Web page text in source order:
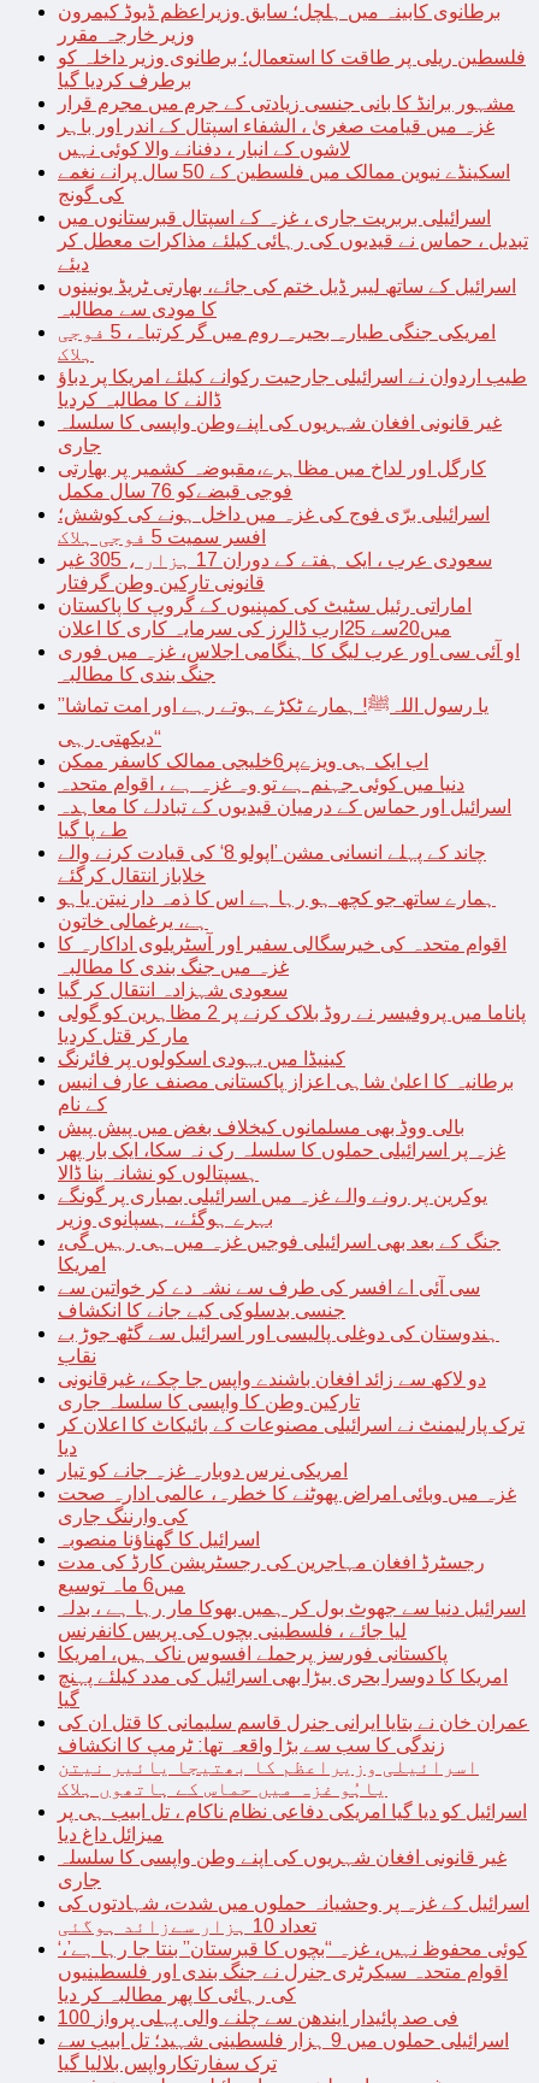
برطانوی کابینہ میں ہلچل؛ سابق وزیراعظم ڈیوڈ کیمرون
وزیر خارجہ مقرر
فلسطین ریلی پر طاقت کا استعمال؛ برطانوی وزیر داخلہ کو
برطرف کردیا گیا
مشہور برانڈ کا بانی جنسی زیادتی کے جرم میں مجرم قرار
غزہ میں قیامت صغریٰ ، الشفاء اسپتال کے اندر اور باہر
لاشوں کے انبار ، دفنانے والا کوئی نہیں
اسکینڈے نیوین ممالک میں فلسطین کے 50 سال پرانے نغمے
کی گونج
اسرائیلی بربریت جاری ، غزہ کے اسپتال قبرستانوں میں
تبدیل ، حماس نے قیدیوں کی رہائی کیلئے مذاکرات معطل کر
دیئے
اسرائیل کے ساتھ لیبر ڈیل ختم کی جائے، بھارتی ٹریڈ یونینوں
کا مودی سے مطالبہ
امریکی جنگی طیارہ بحیرہ روم میں گر کرتباہ، 5 فوجی
ہلاک
طیب اردوان نے اسرائیلی جارحیت رکوانے کیلئے امریکا پر دباؤ
ڈالنے کا مطالبہ کردیا
غیر قانونی افغان شہریوں کی اپنےوطن واپسی کا سلسلہ
جاری
کارگل اور لداخ میں مظاہرے،مقبوضہ کشمیر پر بھارتی
فوجی قبضےکو 76 سال مکمل
اسرائیلی برّی فوج کی غزہ میں داخل ہونے کی کوشش؛
افسر سمیت 5 فوجی ہلاک
سعودی عرب ، ایک ہفتے کے دوران 17 ہزار ، 305 غیر
قانونی تارکین وطن گرفتار
اماراتی رئیل سٹیٹ کی کمپنیوں کے گروپ کا پاکستان
میں20سے 25ارب ڈالرز کی سرمایہ کاری کا اعلان
او آئی سی اور عرب لیگ کا ہنگامی اجلاس، غزہ میں فوری
جنگ بندی کا مطالبہ
’’یا رسول اللہﷺ! ہمارے ٹکڑے ہوتے رہے اور امت تماشا
دیکھتی رہی‘‘
اب ایک ہی ویزےپر6خلیجی ممالک کاسفر ممکن
دنیا میں کوئی جہنم ہے تو وہ غزہ ہے ، اقوام متحدہ
اسرائیل اور حماس کے درمیان قیدیوں کے تبادلے کا معاہدہ
طے پا گیا
چاند کے پہلے انسانی مشن ’اپولو 8‘ کی قیادت کرنے والے
خلاباز انتقال کرگئے
ہمارے ساتھ جو کچھ ہو رہا ہے اس کا ذمہ دار نیتن یاہو
ہے، یرغمالی خاتون
اقوام متحدہ کی خیرسگالی سفیر اور آسٹریلوی اداکارہ کا
غزہ میں جنگ بندی کا مطالبہ
سعودی شہزادہ انتقال کر گیا
پاناما میں پروفیسر نے روڈ بلاک کرنے پر 2 مظاہرین کو گولی
مار کر قتل کردیا
کینیڈا میں یہودی اسکولوں پر فائرنگ
برطانیہ کا اعلیٰ شاہی اعزاز پاکستانی مصنف عارف انیس
کے نام
بالی ووڈ بھی مسلمانوں کیخلاف بغض میں پیش پیش
غزہ پر اسرائیلی حملوں کا سلسلہ رک نہ سکا، ایک بار پھر
ہسپتالوں کو نشانہ بنا ڈالا
یوکرین پر رونے والے غزہ میں اسرائیلی بمباری پر گونگے
بہرے ہوگئے، ہسپانوی وزیر
جنگ کے بعد بھی اسرائیلی فوجیں غزہ میں ہی رہیں گی،
امریکا
سی آئی اے افسر کی طرف سے نشہ دے کر خواتین سے
جنسی بدسلوکی کیے جانے کا انکشاف
ہندوستان کی دوغلی پالیسی اور اسرائیل سے گٹھ جوڑ بے
نقاب
دو لاکھ سے زائد افغان باشندے واپس جا چکے، غیرقانونی
تارکین وطن کا واپسی کا سلسلہ جاری
ترک پارلیمنٹ نے اسرائیلی مصنوعات کے بائیکاٹ کا اعلان کر
دیا
امریکی نرس دوبارہ غزہ جانے کو تیار
غزہ میں وبائی امراض پھوٹنے کا خطرہ، عالمی ادارہ صحت
کی وارننگ جاری
اسرائیل کا گھناؤنا منصوبہ
رجسٹرڈ افغان مہاجرین کی رجسٹریشن کارڈ کی مدت
میں6 ماہ توسیع
اسرائیل دنیا سے جھوٹ بول کر ہمیں بھوکا مار رہا ہے ، بدلہ
لیا جائے ، فلسطینی بچوں کی پریس کانفرنس
پاکستانی فورسز پرحملے افسوس ناک ہیں، امریکا
امریکا کا دوسرا بحری بیڑا بھی اسرائیل کی مدد کیلئے پہنچ
گیا
عمران خان نے بتایا ایرانی جنرل قاسم سلیمانی کا قتل ان کی
زندگی کا سب سے بڑا واقعہ تھا: ٹرمپ کا انکشاف
اسرائیلی وزیراعظم کا بھتیجا یائیر نیتن
یاہُو غزہ میں حماس کے ہاتھوں ہلاک
اسرائیل کو دیا گیا امریکی دفاعی نظام ناکام ، تل ابیب ہی پر
میزائل داغ دیا
غیر قانونی افغان شہریوں کی اپنے وطن واپسی کا سلسلہ
جاری
اسرائیل کے غزہ پر وحشیانہ حملوں میں شدت، شہادتوں کی
تعداد 10 ہزار سےزائد ہوگئی
‘کوئی محفوظ نہیں، غزہ “بچوں کا قبرستان” بنتا جا رہا ہے’،
اقوام متحدہ سیکرٹری جنرل نے جنگ بندی اور فلسطینیوں
کی رہائی کا پھر مطالبہ کر دیا
100 فی صد پائیدار ایندھن سے چلنے والی پہلی پرواز
اسرائیلی حملوں میں 9 ہزار فلسطینی شہید؛ تل ابیب سے
ترک سفارتکارواپس بلالیا گیا